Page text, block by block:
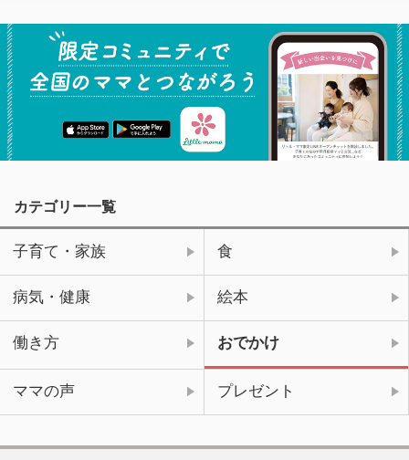
カテゴリー一覧
子育て・家族 食
病気・健康 絵本
働き方 おでかけ
ママの声 プレゼント